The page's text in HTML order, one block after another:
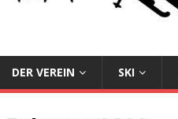
DER VEREIN SKI